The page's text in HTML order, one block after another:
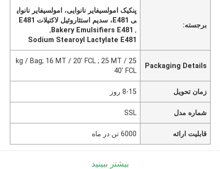
برجسته:
پنکیک امولسیفایر نانوایی، امولسیفایر نانوای
ی E481، سدیم استئاروئیل لاکتیلات E481
,
Bakery Emulsifiers E481
,
Sodium Stearoyl Lactylate E481
Packaging Details
25 kg / Bag; 16 MT / 20' FCL ; 25 MT /
40' FCL
زمان تحویل 8-15 روز
شماره مدل SSL
قابلیت ارائه 6000 تن در ماه
بیشتر ببینید